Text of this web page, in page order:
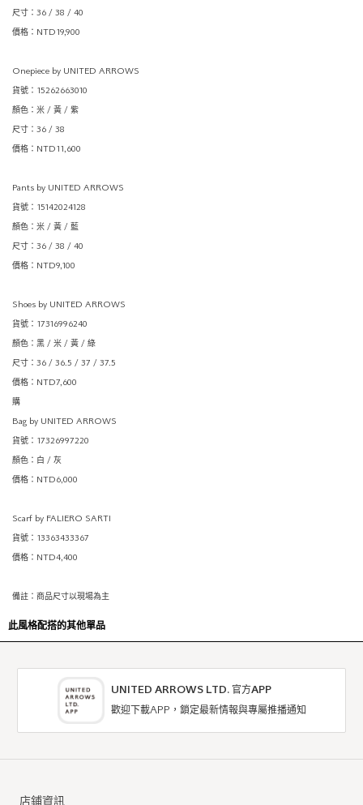
尺寸：36 / 38 / 40
價格：NTD19,900
Onepiece by UNITED ARROWS
貨號：15262663010
顏色：米 / 黃 / 紫
尺寸：36 / 38
價格：NTD11,600
Pants by UNITED ARROWS
貨號：15142024128
顏色：米 / 黃 / 藍
尺寸：36 / 38 / 40
價格：NTD9,100
Shoes by UNITED ARROWS
貨號：17316996240
顏色：黑 / 米 / 黃 / 綠
尺寸：36 / 36.5 / 37 / 37.5
價格：NTD7,600
購
Bag by UNITED ARROWS
貨號：17326997220
顏色：白 / 灰
價格：NTD6,000
Scarf by FALIERO SARTI
貨號：13363433367
價格：NTD4,400
備註：商品尺寸以現場為主
此風格配搭的其他單品
UNITED ARROWS LTD. 官方APP
歡迎下載APP，鎖定最新情報與專屬推播通知
店鋪資訊